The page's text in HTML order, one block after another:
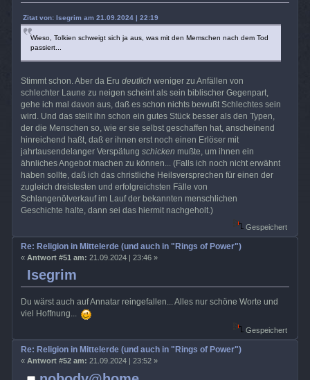
Zitat von: Isegrim am 21.09.2024 | 22:19
Wieso, Tolkien schweigt sich ja aus, was mit den Memschen nach dem Tod
passiert...
Stimmt schon. Aber da Eru deutlich weniger zu Anfällen von
schlechter Laune zu neigen scheint als sein biblischer Gegenpart,
gehe ich mal davon aus, daß es schon nichts bewußt Schlechtes sein
wird. Und das stellt ihn schon ein gutes Stück besser als den Typen,
der die Menschen so, wie er sie selbst geschaffen hat, anscheinend
hinreichend haßt, daß er ihnen erst noch einen Erlöser mit
jahrtausendelanger Verspätung schicken mußte, um ihnen ein
ähnliches Angebot machen zu können... (Falls ich noch nicht erwähnt
haben sollte, daß ich das christliche Heilsversprechen für einen der
zugleich dreistesten und erfolgreichsten Fälle von
Schlangenölverkauf im Lauf der bekannten menschlichen
Geschichte halte, dann sei das hiermit nachgeholt.)
Gespeichert
Isegrim
Re: Religion in Mittelerde (und auch in "Rings of Power")
« Antwort #51 am: 21.09.2024 | 23:46 »
Du wärst auch auf Annatar reingefallen... Alles nur schöne Worte und
viel Hoffnung...
Gespeichert
Re: Religion in Mittelerde (und auch in "Rings of Power")
« Antwort #52 am: 21.09.2024 | 23:52 »